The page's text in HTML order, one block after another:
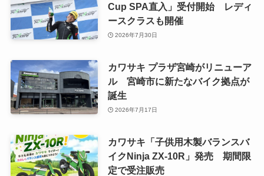
Cup SPA直入」受付開始 レディ
ースクラスも開催
2026年7月30日
カワサキ プラザ宮崎がリニューア
ル 宮崎市に新たなバイク拠点が
誕生
2026年7月17日
カワサキ「子供用木製バランスバ
イクNinja ZX-10R」発売 期間限
定で受注販売